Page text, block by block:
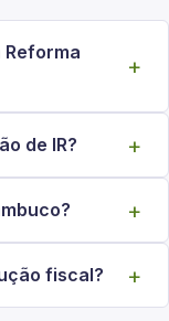
Reforma
de IR?
fiscal?